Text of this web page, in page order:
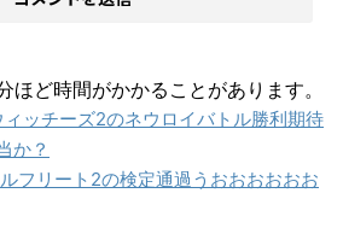
ほど時間がかかることがあります。
ッチーズ2のネウロイバトル勝利期待
か？
フリート2の検定通過うおおおおおお